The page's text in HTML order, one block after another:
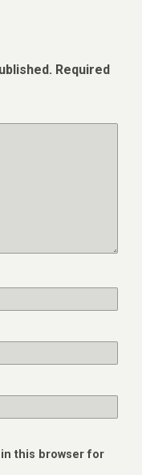
Required
in this browser for